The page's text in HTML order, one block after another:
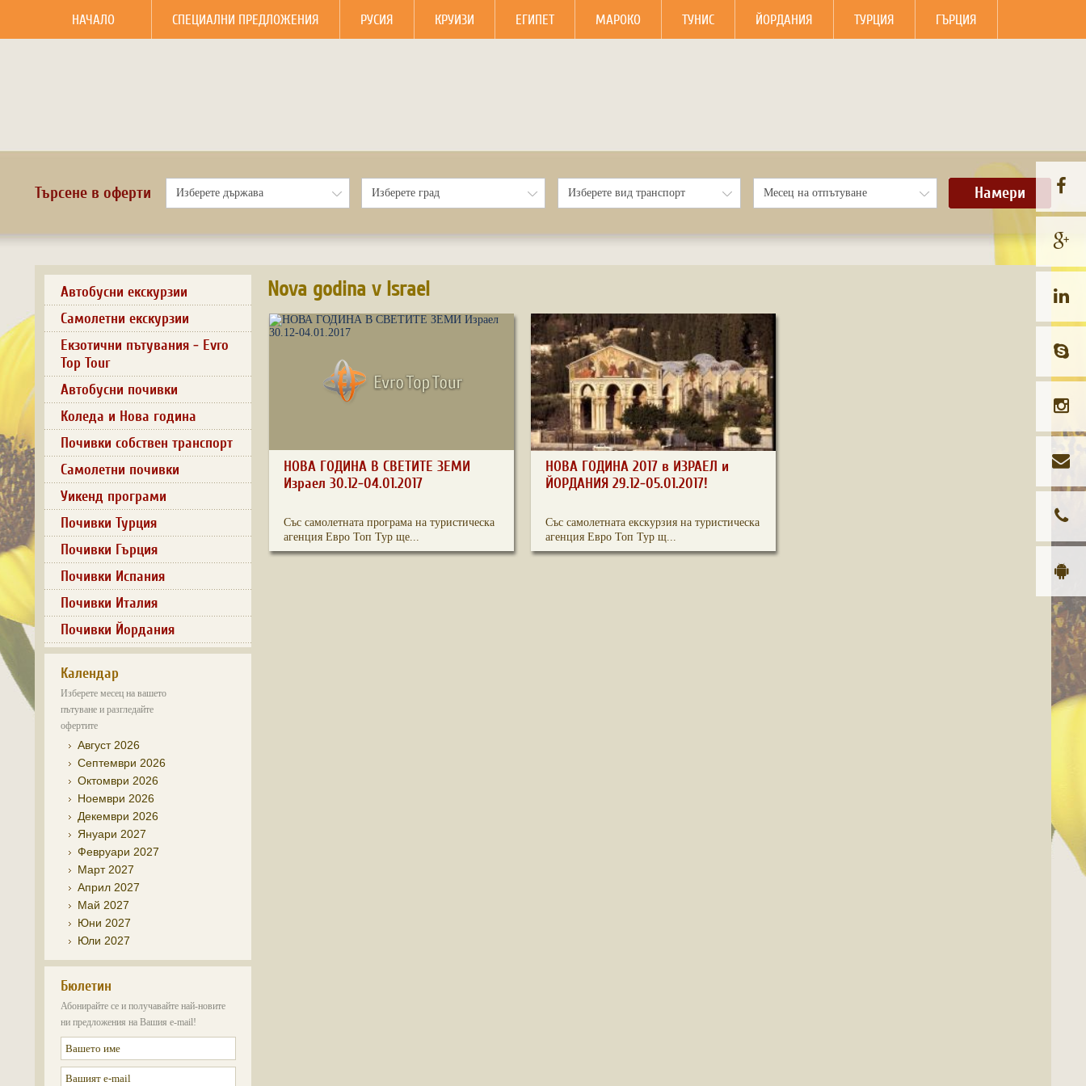
НАЧАЛО СПЕЦИАЛНИ ПРЕДЛОЖЕНИЯ РУСИЯ КРУИЗИ ЕГИПЕТ МАРОКО ТУНИС ЙОРДАНИЯ ТУРЦИЯ ГЪРЦИЯ
Търсене в оферти Намери
Автобусни екскурзии
Самолетни екскурзии
Екзотични пътувания - Evro
Top Tour
Автобусни почивки
Коледа и Нова година
Почивки собствен транспорт
Самолетни почивки
Уикенд програми
Почивки Турция
Почивки Гърция
Почивки Испания
Почивки Италия
Почивки Йордания
Календар
Изберете месец на вашето
пътуване и разгледайте
офертите
Август 2026
Септември 2026
Октомври 2026
Ноември 2026
Декември 2026
Януари 2027
Февруари 2027
Март 2027
Април 2027
Май 2027
Юни 2027
Юли 2027
Бюлетин
Абонирайте се и получавайте най-новите
ни предложения на Вашия e-mail!
Nova godina v Israel
НОВА ГОДИНА В СВЕТИТЕ ЗЕМИ
Израел 30.12-04.01.2017
Със самолетната програма на туристическа
агенция Евро Топ Тур ще...
НОВА ГОДИНА 2017 в ИЗРАЕЛ и
ЙОРДАНИЯ 29.12-05.01.2017!
Със самолетната екскурзия на туристическа
агенция Евро Топ Тур щ...